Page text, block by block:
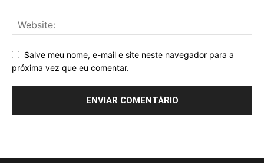
Salve meu nome, e-mail e site neste navegador para a
próxima vez que eu comentar.